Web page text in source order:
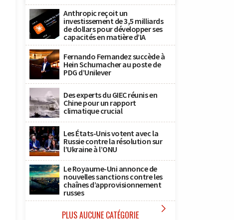
Anthropic reçoit un
investissement de 3,5 milliards
de dollars pour développer ses
capacités en matière d’IA
Fernando Fernandez succède à
Hein Schumacher au poste de
PDG d’Unilever
Des experts du GIEC réunis en
Chine pour un rapport
climatique crucial
Les États-Unis votent avec la
Russie contre la résolution sur
l’Ukraine à l’ONU
Le Royaume-Uni annonce de
nouvelles sanctions contre les
chaînes d’approvisionnement
russes
PLUS AUCUNE CATÉGORIE 